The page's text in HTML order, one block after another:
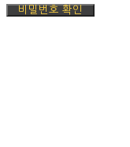
비밀번호 확인